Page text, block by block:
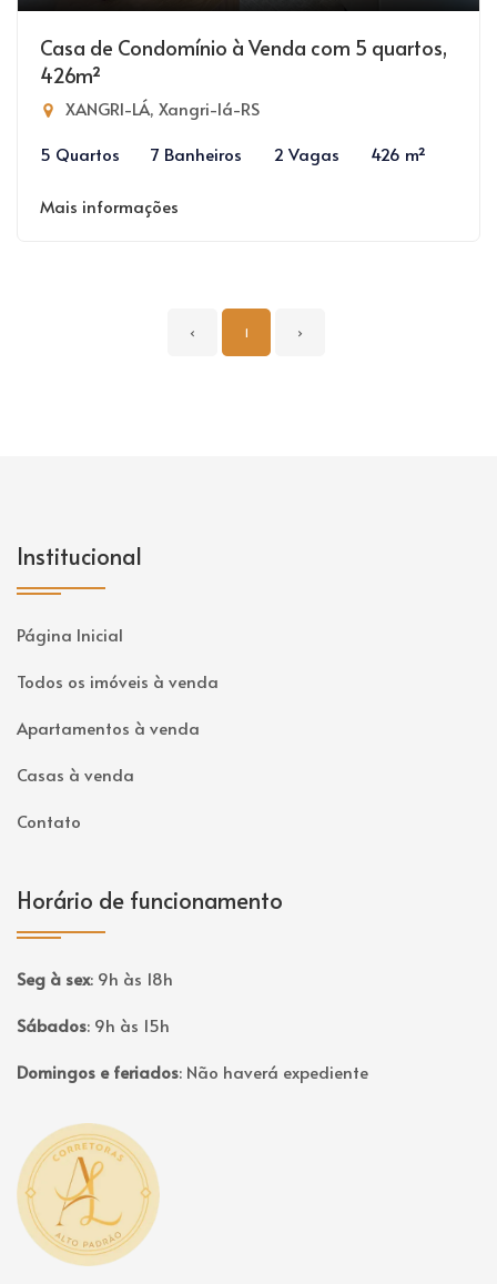
Casa de Condomínio à Venda com 5 quartos,
426m²
XANGRI-LÁ, Xangri-lá-RS
5 Quartos
7 Banheiros 2 Vagas 426 m²
Mais informações
‹ 1 ›
Institucional
Página Inicial
Todos os imóveis à venda
Apartamentos à venda
Casas à venda
Contato
Horário de funcionamento
Seg à sex: 9h às 18h
Sábados: 9h às 15h
Domingos e feriados: Não haverá expediente
Página inicial